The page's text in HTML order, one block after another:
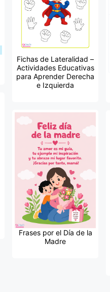
Fichas de Lateralidad –
Actividades Educativas
para Aprender Derecha
e Izquierda
Frases por el Día de la
Madre